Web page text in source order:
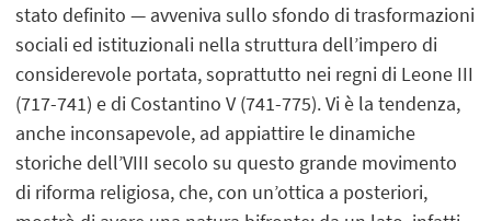
stato definito ― avveniva sullo sfondo di trasformazioni
sociali ed istituzionali nella struttura dell’impero di
considerevole portata, soprattutto nei regni di Leone III
(717-741) e di Costantino V (741-775). Vi è la tendenza,
anche inconsapevole, ad appiattire le dinamiche
storiche dell’VIII secolo su questo grande movimento
di riforma religiosa, che, con un’ottica a posteriori,